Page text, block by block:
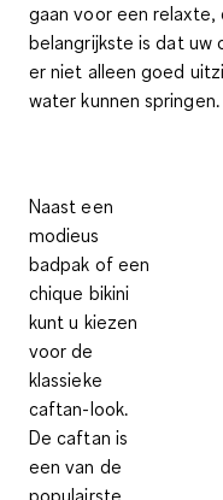
gaan voor een
belangrijkste is dat
er niet alleen goed
water kunnen springen.
Naast een
modieus
badpak of een
chique bikini
kunt u kiezen
voor de
klassieke
caftan-look.
De caftan is
een van de